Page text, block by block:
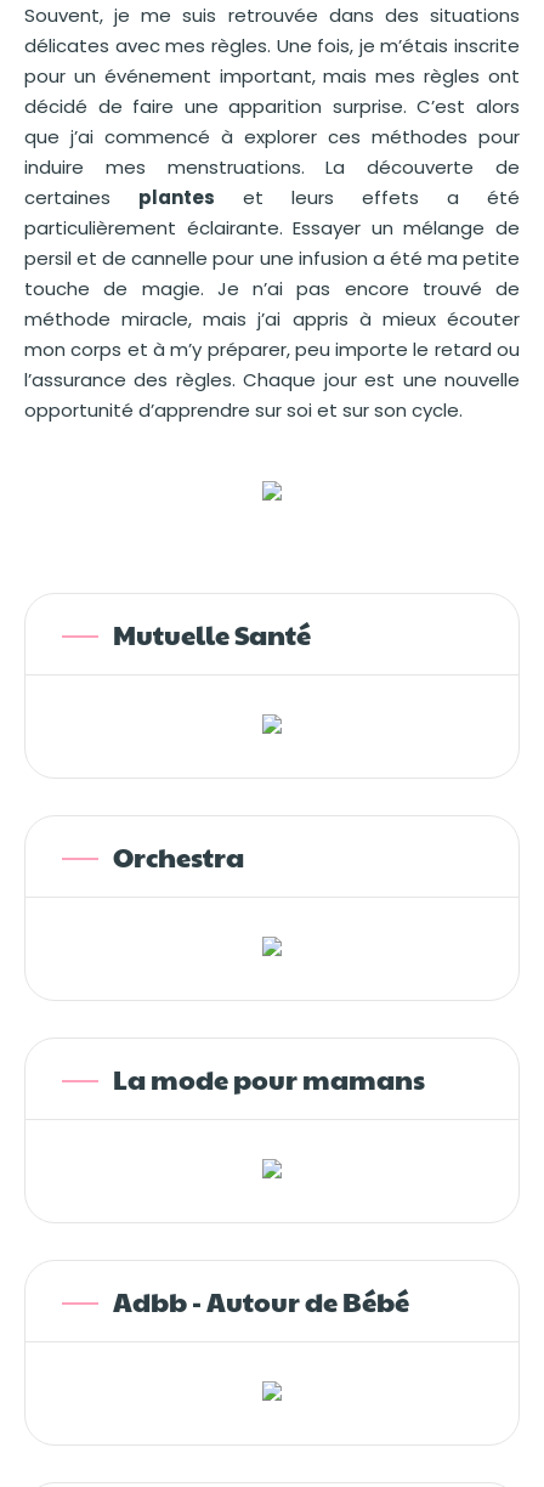
Souvent, je me suis retrouvée dans des situations
délicates avec mes règles. Une fois, je m’étais inscrite
pour un événement important, mais mes règles ont
décidé de faire une apparition surprise. C’est alors
que j’ai commencé à explorer ces méthodes pour
induire mes menstruations. La découverte de
certaines plantes et leurs effets a été
particulièrement éclairante. Essayer un mélange de
persil et de cannelle pour une infusion a été ma petite
touche de magie. Je n’ai pas encore trouvé de
méthode miracle, mais j’ai appris à mieux écouter
mon corps et à m’y préparer, peu importe le retard ou
l’assurance des règles. Chaque jour est une nouvelle
opportunité d’apprendre sur soi et sur son cycle.
Mutuelle Santé
Orchestra
La mode pour mamans
Adbb - Autour de Bébé